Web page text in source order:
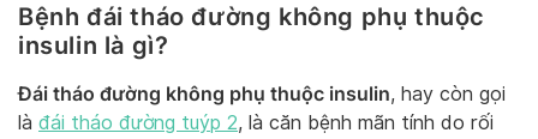
Bệnh đái tháo đường không phụ thuộc
insulin là gì?
Đái tháo đường không phụ thuộc insulin, hay còn gọi
là đái tháo đường tuýp 2, là căn bệnh mãn tính do rối